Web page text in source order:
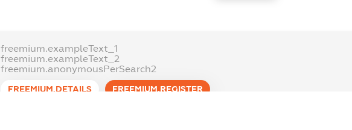
freemium.exampleText_1
freemium.exampleText_2
freemium.anonymousPerSearch2
FREEMIUM.DETAILS FREEMIUM.REGISTER